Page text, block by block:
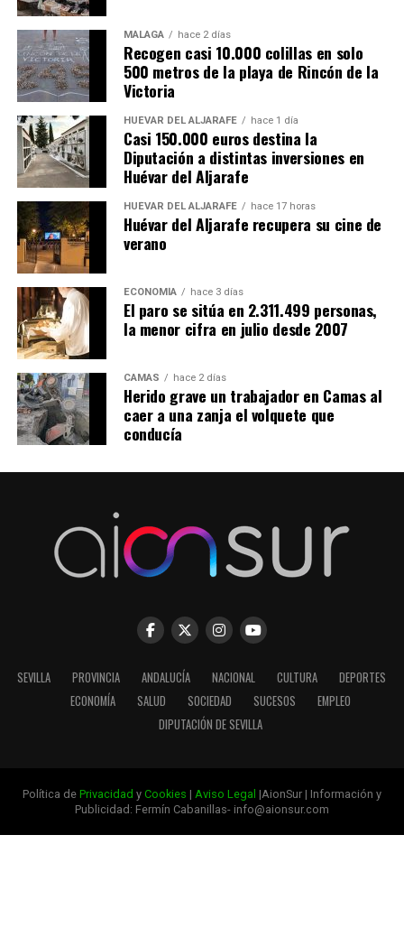
MÁLAGA hace 2 días
Recogen casi 10.000 colillas en solo
500 metros de la playa de Rincón de la
Victoria
HUÉVAR DEL ALJARAFE hace 1 día
Casi 150.000 euros destina la
Diputación a distintas inversiones en
Huévar del Aljarafe
HUÉVAR DEL ALJARAFE hace 17 horas
Huévar del Aljarafe recupera su cine de
verano
ECONOMÍA hace 3 días
El paro se sitúa en 2.311.499 personas,
la menor cifra en julio desde 2007
CAMAS hace 2 días
Herido grave un trabajador en Camas al
caer a una zanja el volquete que
conducía
SEVILLA PROVINCIA ANDALUCÍA NACIONAL CULTURA
DEPORTES
ECONOMÍA
SALUD SOCIEDAD SUCESOS
EMPLEO
DIPUTACIÓN DE SEVILLA
Política de Privacidad y Cookies | Aviso Legal |AionSur | Información y
Publicidad: Fermín Cabanillas- info@aionsur.com